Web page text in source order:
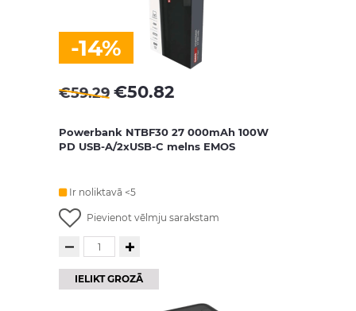
-14%
€59.29 €50.82
Powerbank NTBF30 27 000mAh 100W
PD USB-A/2xUSB-C melns EMOS
Ir noliktavā <5
Pievienot vēlmju sarakstam
IELIKT GROZĀ